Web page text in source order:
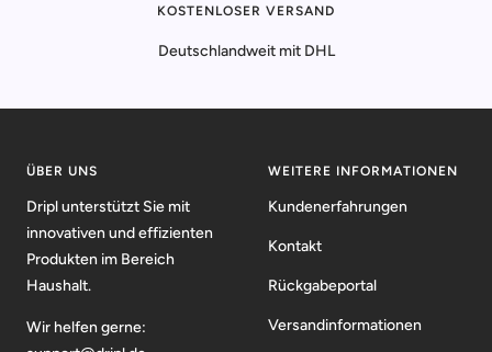
KOSTENLOSER VERSAND
Deutschlandweit mit DHL
ÜBER UNS
Dripl unterstützt Sie mit
innovativen und effizienten
Produkten im Bereich
Haushalt.
Wir helfen gerne:
WEITERE INFORMATIONEN
Kundenerfahrungen
Kontakt
Rückgabeportal
Versandinformationen